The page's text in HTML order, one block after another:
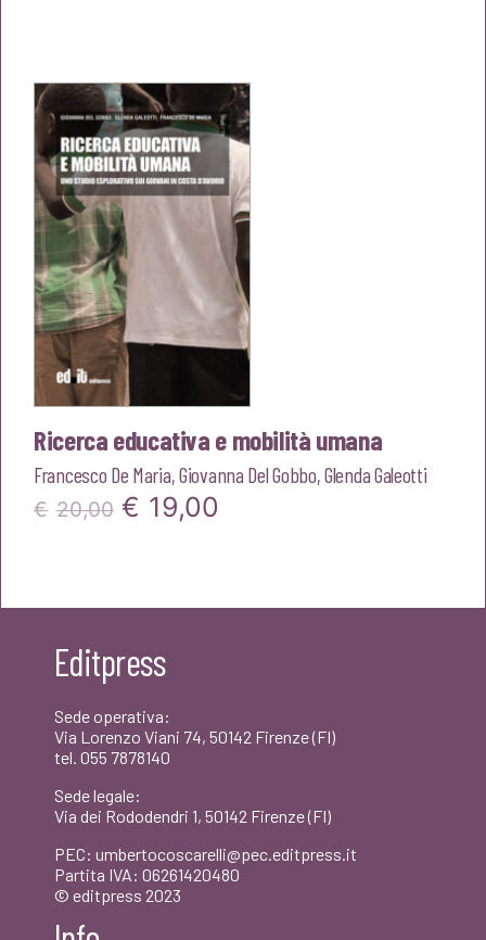
era:
€22,00.
è:
€20,90.
Ricerca educativa e mobilità umana
Francesco De Maria,Giovanna Del Gobbo,Glenda Galeotti
€ 20,00 Il
€20,00.
€ 19,00
Editpress
Sede operativa:
Via Lorenzo Viani 74, 50142 Firenze (FI)
tel. 055 7878140
Sede legale:
Via dei Rododendri 1, 50142 Firenze (FI)
PEC: umbertocoscarelli@pec.editpress.it
Partita IVA: 06261420480
© editpress 2023